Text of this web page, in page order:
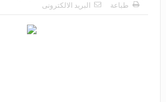
طباعة
البريد الالكترونى